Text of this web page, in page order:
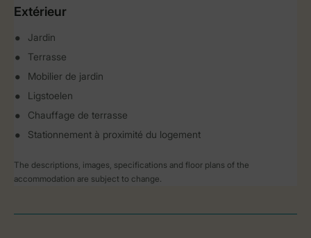
Extérieur
Jardin
Terrasse
Mobilier de jardin
Ligstoelen
Chauffage de terrasse
Stationnement à proximité du logement
The descriptions, images, specifications and floor plans of the
accommodation are subject to change.